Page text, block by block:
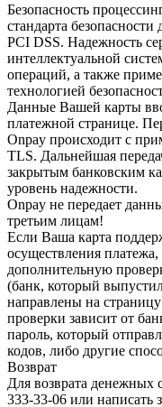
Безопасность
стандарта
PCI DSS. Надежность
интеллектуальной
операций, а также
технологией
Данные Вашей карты
платежной странице.
Onpay происходит с
TLS. Дальнейшая
закрытым банковским
уровень надежности.
Onpay не передает
третьим лицам!
Если Ваша карта
осуществления
дополнительную
(банк, который
направлены на
проверки зависит от
пароль, который
кодов, либо другие
Возврат
Для возврата денежных
333-33-06 или написать